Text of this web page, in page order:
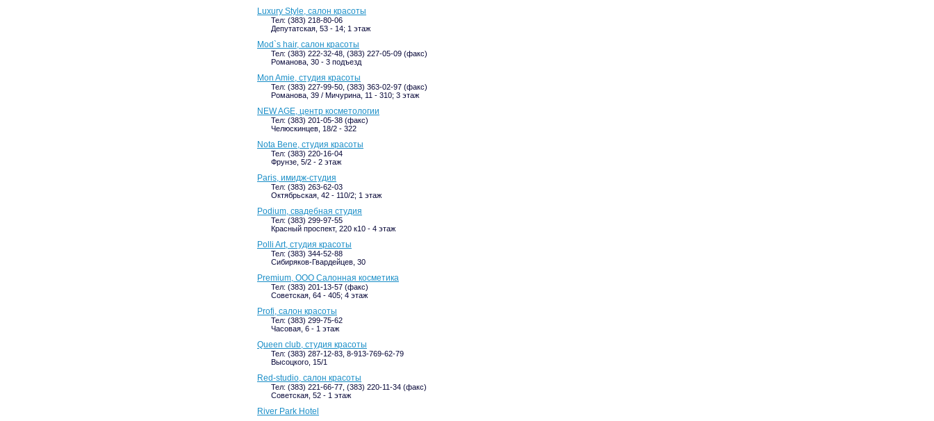
Luxury Style, салон красоты
Тел: (383) 218-80-06
Депутатская, 53 - 14; 1 этаж
Mod`s hair, салон красоты
Тел: (383) 222-32-48, (383) 227-05-09 (факс)
Романова, 30 - 3 подъезд
Mon Amie, студия красоты
Тел: (383) 227-99-50, (383) 363-02-97 (факс)
Романова, 39 / Мичурина, 11 - 310; 3 этаж
NEW AGE, центр косметологии
Тел: (383) 201-05-38 (факс)
Челюскинцев, 18/2 - 322
Nota Bene, студия красоты
Тел: (383) 220-16-04
Фрунзе, 5/2 - 2 этаж
Paris, имидж-студия
Тел: (383) 263-62-03
Октябрьская, 42 - 110/2; 1 этаж
Podium, свадебная студия
Тел: (383) 299-97-55
Красный проспект, 220 к10 - 4 этаж
Polli Art, студия красоты
Тел: (383) 344-52-88
Сибиряков-Гвардейцев, 30
Premium, ООО Салонная косметика
Тел: (383) 201-13-57 (факс)
Советская, 64 - 405; 4 этаж
Profi, салон красоты
Тел: (383) 299-75-62
Часовая, 6 - 1 этаж
Queen club, студия красоты
Тел: (383) 287-12-83, 8-913-769-62-79
Высоцкого, 15/1
Red-studio, салон красоты
Тел: (383) 221-66-77, (383) 220-11-34 (факс)
Советская, 52 - 1 этаж
River Park Hotel